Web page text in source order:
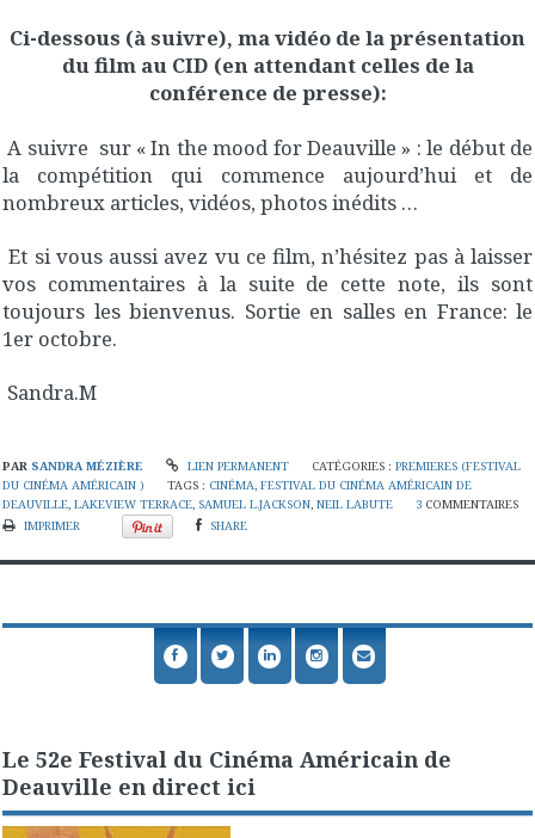
Ci-dessous (à suivre), ma vidéo de la présentation
du film au CID (en attendant celles de la
conférence de presse):
A suivre sur « In the mood for Deauville » : le début de
la compétition qui commence aujourd’hui et de
nombreux articles, vidéos, photos inédits …
Et si vous aussi avez vu ce film, n’hésitez pas à laisser
vos commentaires à la suite de cette note, ils sont
toujours les bienvenus. Sortie en salles en France: le
1er octobre.
Sandra.M
PAR SANDRA MÉZIÈRE LIEN PERMANENT CATÉGORIES :PREMIERES (FESTIVAL
DU CINÉMA AMÉRICAIN )
TAGS : CINÉMA,FESTIVAL DU CINÉMA AMÉRICAIN DE
DEAUVILLE, LAKEVIEW TERRACE, SAMUEL L.JACKSON, NEIL LABUTE 3 COMMENTAIRES
IMPRIMER
SHARE
Le 52e Festival du Cinéma Américain de
Deauville en direct ici